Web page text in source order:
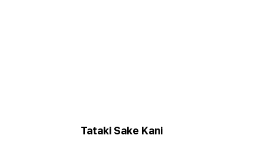
Tataki Sake Kani